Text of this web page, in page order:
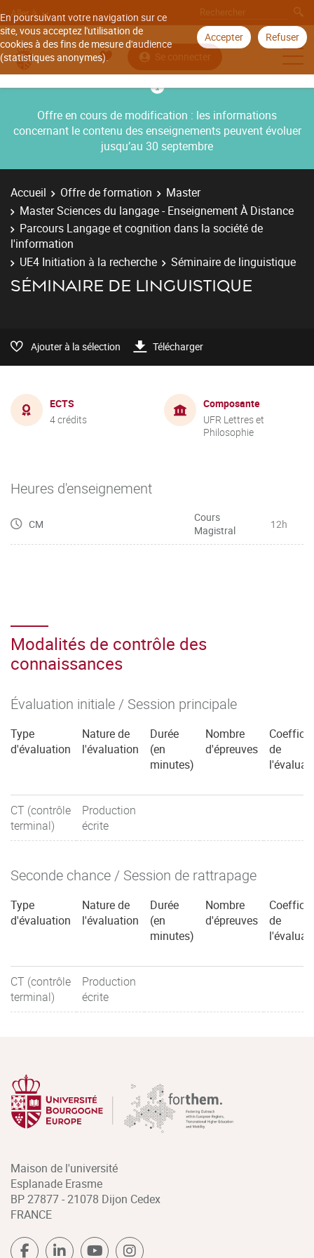
En poursuivant votre navigation sur ce
site, vous acceptez l'utilisation de
cookies à des fins de mesure d'audience
(statistiques anonymes).
Accepter Refuser
Aller à
Se connecter
Offre en cours de modification : les informations
concernant le contenu des enseignements peuvent évoluer
jusqu’au 30 septembre
Accueil Offre de formation
Master
Master Sciences du langage - Enseignement À Distance
Parcours Langage et cognition dans la société de
l'information
UE4 Initiation à la recherche
Séminaire de linguistique
SÉMINAIRE DE LINGUISTIQUE
Ajouter à la sélection Télécharger
ECTS
4 crédits
Composante
UFR Lettres et
Philosophie
Heures d'enseignement
CM
Cours
Magistral
12h
Modalités de contrôle des
connaissances
Évaluation initiale / Session principale
Type
d'évaluation
Nature de
l'évaluation
Durée
(en
minutes)
Nombre
d'épreuves
de
CT (contrôle
terminal)
Production
écrite
Seconde chance / Session de rattrapage
Type
d'évaluation
Nature de
l'évaluation
Durée
(en
minutes)
Nombre
d'épreuves
de
CT (contrôle
terminal)
Production
écrite
Maison de l'université
Esplanade Erasme
BP 27877 - 21078 Dijon Cedex
FRANCE